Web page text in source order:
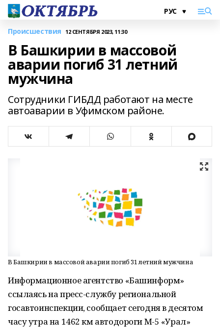
Происшествия 12 СЕНТЯБРЯ 2023, 11:30
В Башкирии в массовой
аварии погиб 31 летний
мужчина
Сотрудники ГИБДД работают на месте
автоаварии в Уфимском районе.
В Башкирии в массовой аварии погиб 31 летний мужчина
Информационное агентство «Башинформ»
ссылаясь на пресс-службу региональной
госавтоинспекции, сообщает сегодня в десятом
часу утра на 1462 км автодороги М-5 «Урал»